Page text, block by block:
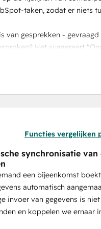
taken, zodat er niets
Het suggereert
blijft.
dealstadia nauwkeurig
bijhouden
Functies vergelijken
synchronisatie
een bijeenkomst
automatisch
invoer van gegevens is
en koppelen we ernaar